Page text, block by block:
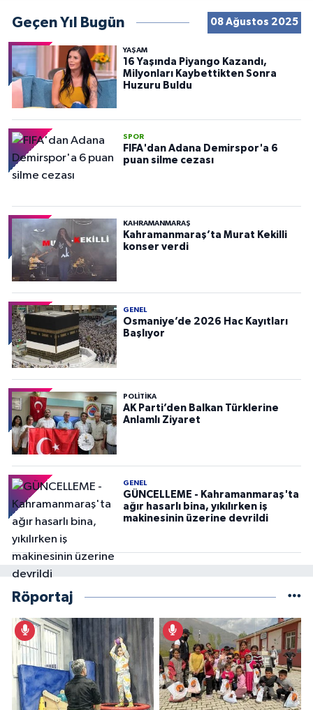
Geçen Yıl Bugün 08 Ağustos 2025
YAŞAM
16 Yaşında Piyango Kazandı,
Milyonları Kaybettikten Sonra
Huzuru Buldu
SPOR
FIFA'dan Adana Demirspor'a 6
puan silme cezası
KAHRAMANMARAŞ
Kahramanmaraş’ta Murat Kekilli
konser verdi
GENEL
Osmaniye’de 2026 Hac Kayıtları
Başlıyor
POLITIKA
AK Parti’den Balkan Türklerine
Anlamlı Ziyaret
GENEL
GÜNCELLEME - Kahramanmaraş'ta
ağır hasarlı bina, yıkılırken iş
makinesinin üzerine devrildi
Röportaj